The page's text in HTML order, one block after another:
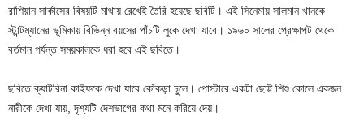
রাশিয়ান সার্কাসের বিষয়টি মাথায় রেখেই তৈরি হয়েছে ছবিটি। এই সিনেমায় সালমান খানকে
স্টান্টম্যানের ভূমিকায় বিভিন্ন বয়সের পাঁচটি লুকে দেখা যাবে। ১৯৬০ সালের প্রেক্ষাপট থেকে
বর্তমান পর্যন্ত সময়কালকে ধরা হবে এই ছবিতে।
ছবিতে ক্যাটরিনা কাইফকে দেখা যাবে কোঁকড়া চুলে। পোস্টারে একটা ছোট্ট শিশু কোলে একজন
নারীকে দেখা যায়, দৃশ্যটি দেশভাগের কথা মনে করিয়ে দেয়।